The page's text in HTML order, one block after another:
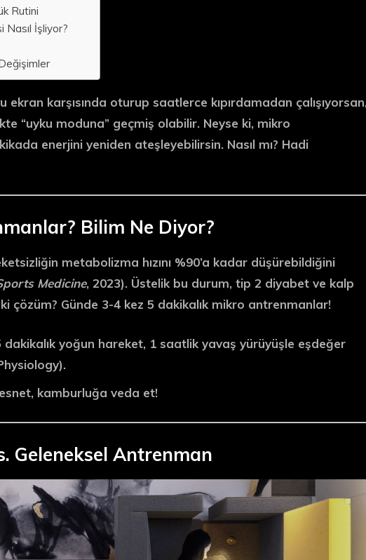
Rutini
Nasıl İşliyor?
ekran karşısında oturup saatlerce kıpırdamadan çalışıyorsan,
“uyku moduna” geçmiş olabilir. Neyse ki, mikro
enerjini yeniden ateşleyebilirsin. Nasıl mı? Hadi
Bilim Ne Diyor?
metabolizma hızını %90’a kadar düşürebildiğini
Medicine, 2023). Üstelik bu durum, tip 2 diyabet ve kalp
çözüm? Günde 3-4 kez 5 dakikalık mikro antrenmanlar!
dakikalık yoğun hareket, 1 saatlik yavaş yürüyüşle eşdeğer
kamburluğa veda et!
Geleneksel Antrenman